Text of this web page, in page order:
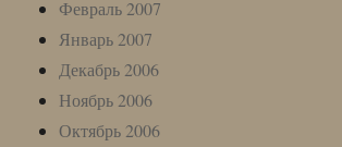
Февраль 2007
Январь 2007
Декабрь 2006
Ноябрь 2006
Октябрь 2006